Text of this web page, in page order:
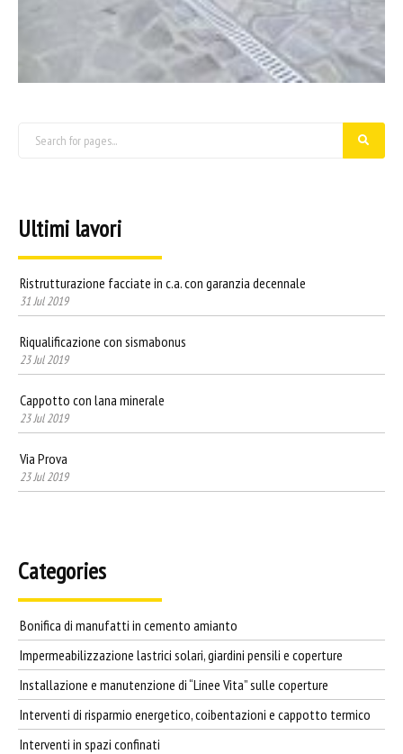
Ultimi lavori
Ristrutturazione facciate in c.a. con garanzia decennale
31 Jul 2019
Riqualificazione con sismabonus
23 Jul 2019
Cappotto con lana minerale
23 Jul 2019
Via Prova
23 Jul 2019
Categories
Bonifica di manufatti in cemento amianto
Impermeabilizzazione lastrici solari, giardini pensili e coperture
Installazione e manutenzione di “Linee Vita” sulle coperture
Interventi di risparmio energetico, coibentazioni e cappotto termico
Interventi in spazi confinati